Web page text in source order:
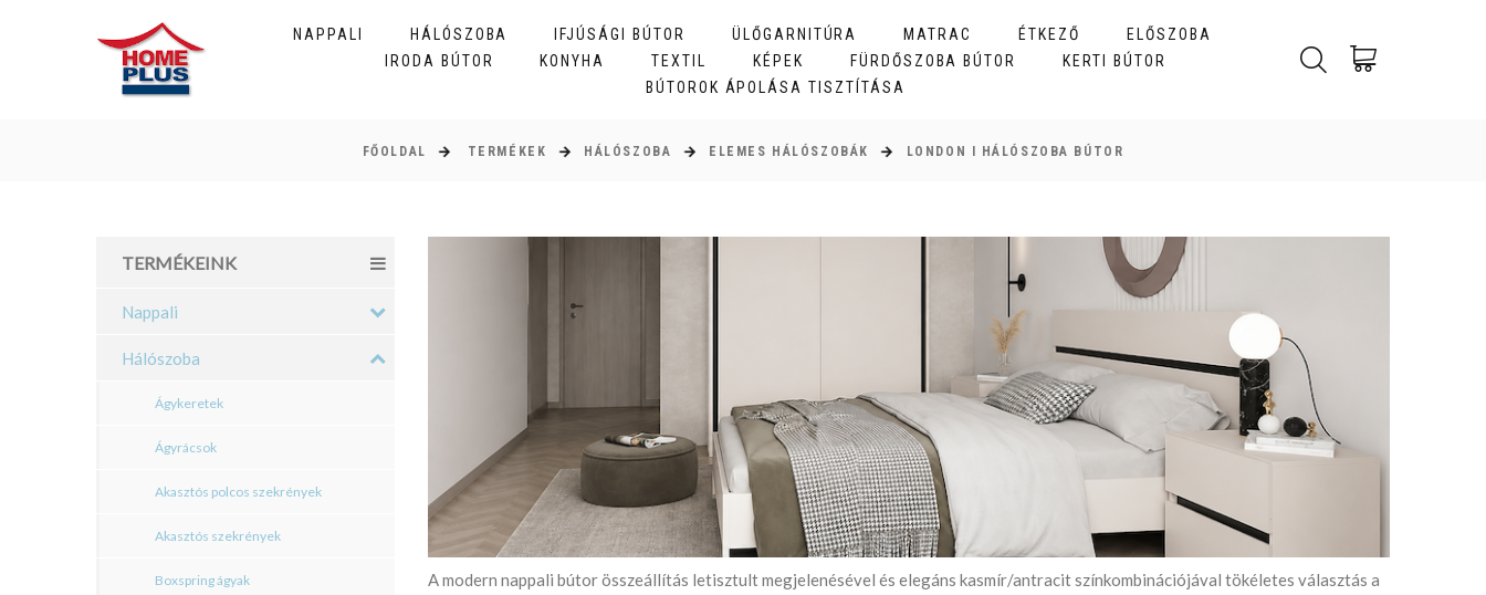
NAPPALI HÁLÓSZOBA IFJÚSÁGI BÚTOR ÜLŐGARNITÚRA MATRAC ÉTKEZŐ
ELŐSZOBA
IRODA BÚTOR
KONYHA TEXTIL KÉPEK FÜRDŐSZOBA BÚTOR
KERTI BÚTOR
BÚTOROK ÁPOLÁSA TISZTÍTÁSA
FŐOLDAL TERMÉKEK HÁLÓSZOBA ELEMES HÁLÓSZOBÁK LONDON I HÁLÓSZOBA BÚTOR
TERMÉKEINK
Nappali
Hálószoba
Ágykeretek
Ágyrácsok
Akasztós polcos szekrények
Akasztós szekrények
Boxspring ágyak
A modern nappali bútor összeállítás letisztult megjelenésével és elegáns kasmír/antracit színkombinációjával tökéletes választás a